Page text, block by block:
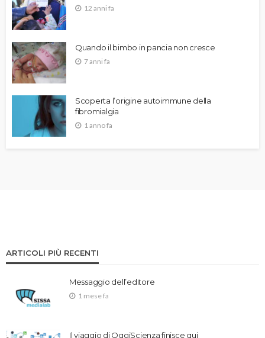
12 anni fa
Quando il bimbo in pancia non cresce
7 anni fa
Scoperta l’origine autoimmune della
fibromialgia
1 anno fa
ARTICOLI PIÙ RECENTI
Messaggio dell’editore
1 mese fa
Il viaggio di OggiScienza finisce qui